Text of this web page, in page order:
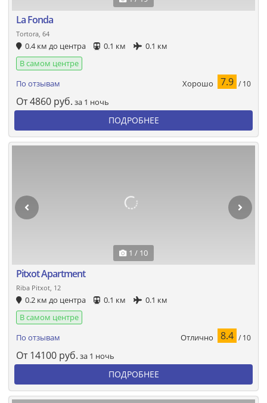
La Fonda
Tortora, 64
0.4 км до центра 0.1 км
0.1 км
В самом центре
По отзывам
Хорошо 7.9 / 10
От4860 руб. за 1 ночь
ПОДРОБНЕЕ
1 / 10
Pitxot Apartment
Riba Pitxot, 12
0.2 км до центра 0.1 км
0.1 км
В самом центре
По отзывам
Отлично 8.4 / 10
От 14100 руб. за 1 ночь
ПОДРОБНЕЕ